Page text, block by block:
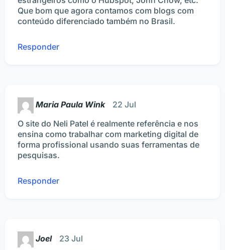
Que bom que agora contamos com blogs com
conteúdo diferenciado também no Brasil.
Responder
Maria Paula Wink
22 Jul
O site do Neli Patel é realmente referência e nos
ensina como trabalhar com marketing digital de
forma profissional usando suas ferramentas de
pesquisas.
Responder
Joel
23 Jul